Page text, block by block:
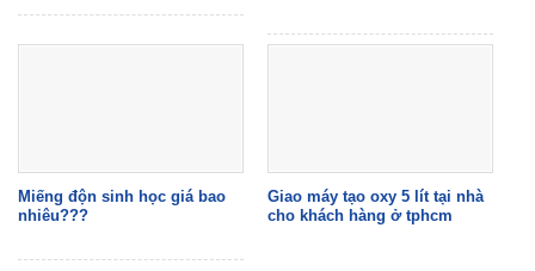
Miếng độn sinh học giá bao
nhiêu???
Giao máy tạo oxy 5 lít tại nhà
cho khách hàng ở tphcm